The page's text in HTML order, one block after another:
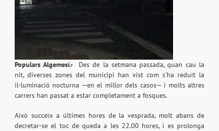
Populars Algemesí.-
Des de la setmana passada, quan cau la
nit, diverses zones del municipi han vist com s’ha reduït la
il·luminació nocturna —en el millor dels casos— i molts altres
carrers han passat a estar completament a fosques.
Això succeïx a últimes hores de la vesprada, molt abans de
decretar-se el toc de queda a les 22.00 hores, i es prolonga